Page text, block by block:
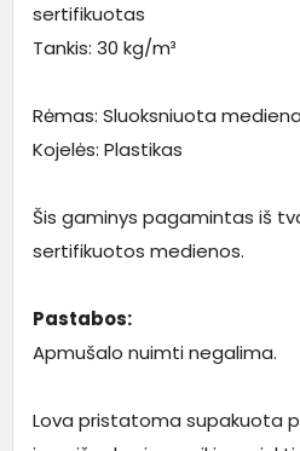
sertifikuotas
Tankis: 30 kg/m³
Rėmas: Sluoksniuota mediena
Kojelės: Plastikas
Šis gaminys pagamintas iš
sertifikuotos medienos.
Pastabos:
Apmušalo nuimti negalima.
Lova pristatoma supakuota